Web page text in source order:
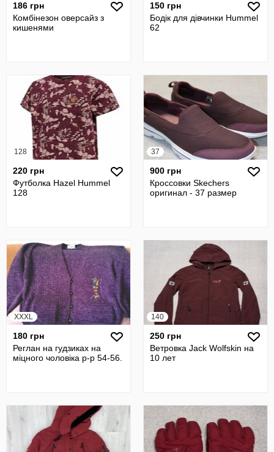
186 грн
Комбінезон оверсайз з
кишенями
150 грн
Бодік для дівчинки Hummel
62
128
220 грн
Футболка Hazel Hummel
128
37
900 грн
Кроссовки Skechers
оригинал - 37 размер
XXXL
180 грн
Реглан на гудзиках на
міцного чоловіка р-р 54-56.
140
250 грн
Ветровка Jack Wolfskin на
10 лет